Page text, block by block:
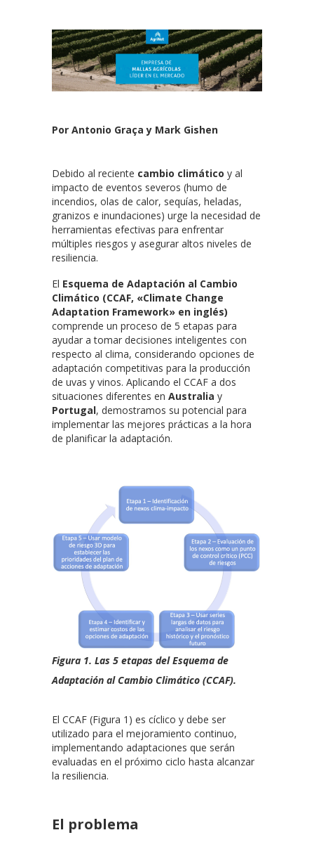
Por Antonio Graça y Mark Gishen
Debido al reciente cambio climático y al
impacto de eventos severos (humo de
incendios, olas de calor, sequías, heladas,
granizos e inundaciones) urge la necesidad de
herramientas efectivas para enfrentar
múltiples riesgos y asegurar altos niveles de
resiliencia.
El Esquema de Adaptación al Cambio
Climático (CCAF, «Climate Change
Adaptation Framework» en inglés)
comprende un proceso de 5 etapas para
ayudar a tomar decisiones inteligentes con
respecto al clima, considerando opciones de
adaptación competitivas para la producción
de uvas y vinos. Aplicando el CCAF a dos
situaciones diferentes en Australia y
Portugal, demostramos su potencial para
implementar las mejores prácticas a la hora
de planificar la adaptación.
Figura 1. Las 5 etapas del Esquema de
Adaptación al Cambio Climático (CCAF).
El CCAF (Figura 1) es cíclico y debe ser
utilizado para el mejoramiento continuo,
implementando adaptaciones que serán
evaluadas en el próximo ciclo hasta alcanzar
la resiliencia.
El problema